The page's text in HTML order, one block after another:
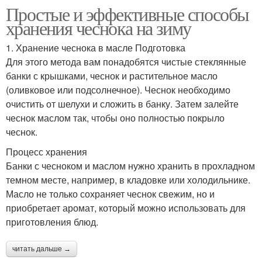
Простые и эффективные способы
хранения чеснока на зиму
1. Хранение чеснока в масле Подготовка
Для этого метода вам понадобятся чистые стеклянные
банки с крышками, чеснок и растительное масло
(оливковое или подсолнечное). Чеснок необходимо
очистить от шелухи и сложить в банку. Затем залейте
чеснок маслом так, чтобы оно полностью покрыло
чеснок.
Процесс хранения
Банки с чесноком и маслом нужно хранить в прохладном
темном месте, например, в кладовке или холодильнике.
Масло не только сохраняет чеснок свежим, но и
приобретает аромат, который можно использовать для
приготовления блюд.
читать дальше →